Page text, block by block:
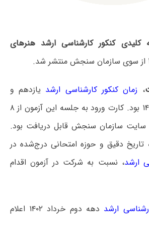
کلیدی کنکور کارشناسی ارشد هنرهای
از سوی سازمان سنجش منتشر شد.
، زمان کنکور کارشناسی ارشد یازدهم و
دوازدهم اسفندماه ۱۴۰۱ بود. کارت ورود به جلسه این آزمون از ۸
سایت سازمان سنجش قابل دریافت بود.
تاریخ دقیق و حوزه امتحانی درج‌شده در
ارشد، نسبت به شرکت در آزمون اقدام
ارشد
دهه دوم خرداد ۱۴۰۲ اعلام